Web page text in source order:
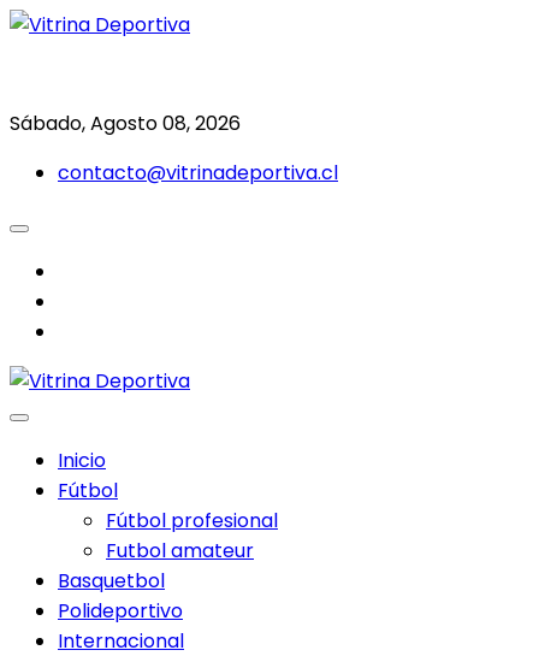
Saltar
Sábado, Agosto 08, 2026
contacto@vitrinadeportiva.cl
Inicio
Fútbol
Fútbol profesional
Futbol amateur
Basquetbol
Polideportivo
Internacional